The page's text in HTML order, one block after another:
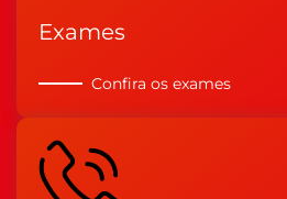
Exames
Confira os exames